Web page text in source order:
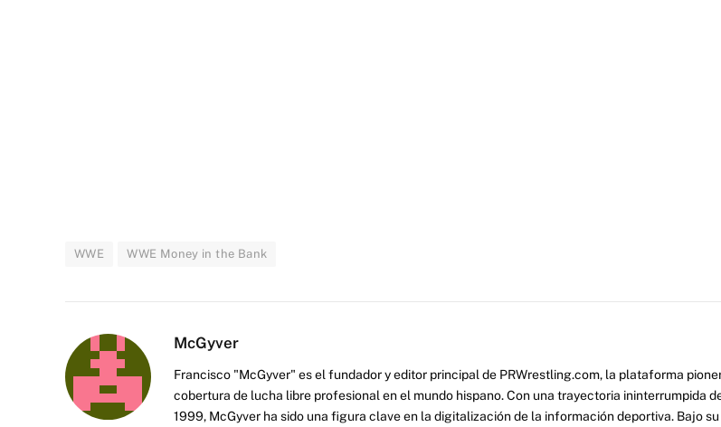
WWE WWE Money in the Bank
McGyver
Francisco "McGyver" es el fundador y editor principal de PRWrestling.com, la plataforma
cobertura de lucha libre profesional en el mundo hispano. Con una trayectoria ininterrumpida
1999, McGyver ha sido una figura clave en la digitalización de la información deportiva. Bajo